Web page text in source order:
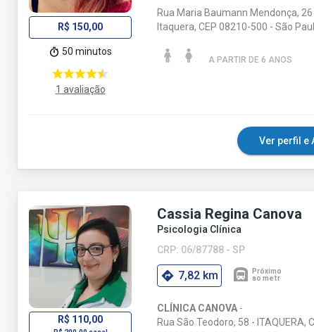
R$ 150,00
50 minutos
1 avaliação
Rua Maria Baumann Mendonça, 26
Itaquera, CEP 08210-500 - São
A PARTIR DE 6 ANOS
Ver perfil e
R$ 110,00
Cassia Regina Canova
Psicologia Clínica
CRP: 06/87788 - SP
7,82 km
CLÍNICA CANOVA -
Rua São Teodoro, 58 - ITAQUERA,